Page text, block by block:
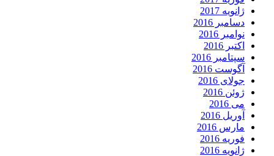
ژانویه 2017
دسامبر 2016
نوامبر 2016
اکتبر 2016
سپتامبر 2016
آگوست 2016
جولای 2016
ژوئن 2016
می 2016
آوریل 2016
مارس 2016
فوریه 2016
ژانویه 2016